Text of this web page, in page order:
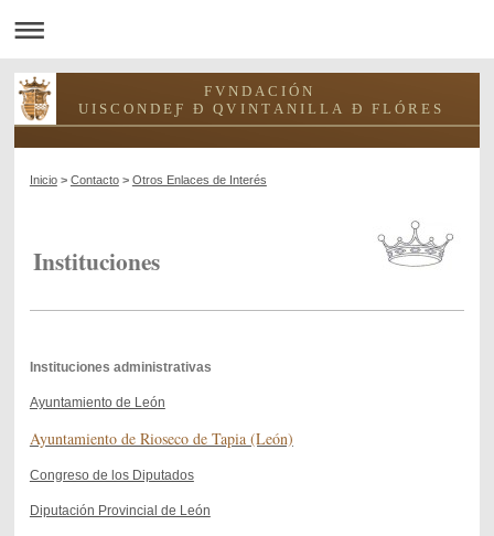
F V N D A C I Ó N
U I S C O N D E Ƒ Ð Q V I N T A N I L L A Ð F L Ó R E S
Inicio> Contacto> Otros Enlaces de Interés
Instituciones
Instituciones administrativas
Ayuntamiento de León
Ayuntamiento de Rioseco de Tapia (León)
Congreso de los Diputados
Diputación Provincial de León